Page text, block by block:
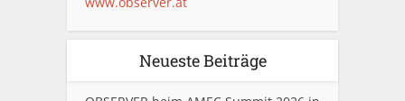
Neueste Beiträge